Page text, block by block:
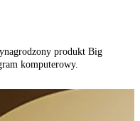
produkt Big
komputerowy.